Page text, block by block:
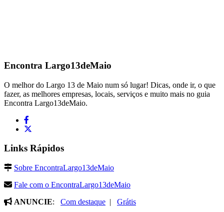
Encontra Largo13deMaio
O melhor do Largo 13 de Maio num só lugar! Dicas, onde ir, o que
fazer, as melhores empresas, locais, serviços e muito mais no guia
Encontra Largo13deMaio.
Links Rápidos
Sobre EncontraLargo13deMaio
Fale com o EncontraLargo13deMaio
ANUNCIE: Com destaque | Grátis